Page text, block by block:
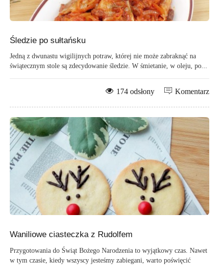
Śledzie po sułtańsku
Jedną z dwunastu wigilijnych potraw, której nie może zabraknąć na
świątecznym stole są zdecydowanie śledzie. W śmietanie, w oleju, po...
Komentarz
174 odsłony
Waniliowe ciasteczka z Rudolfem
Przygotowania do Świąt Bożego Narodzenia to wyjątkowy czas. Nawet
w tym czasie, kiedy wszyscy jesteśmy zabiegani, warto poświęcić